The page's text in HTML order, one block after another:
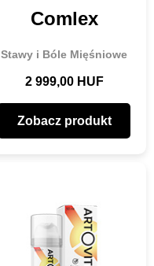
Comlex
Stawy i Bóle Mięśniowe
2 999,00 HUF
Zobacz produkt